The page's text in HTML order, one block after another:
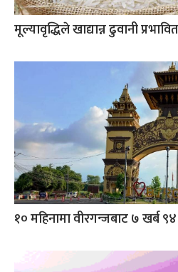
मूल्यावृद्धिले खाद्यान्न ढुवानी प्रभावित
१० महिनामा वीरगन्जबाट ७ खर्ब